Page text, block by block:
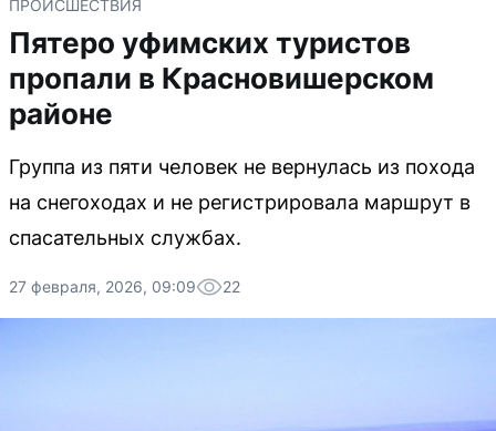
ПРОИСШЕСТВИЯ
Пятеро уфимских туристов
пропали в Красновишерском
районе
Группа из пяти человек не вернулась из похода
на снегоходах и не регистрировала маршрут в
спасательных службах.
27 февраля, 2026, 09:09 22